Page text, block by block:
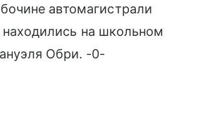
автомагистрали
находились на школьном
Обри. -0-